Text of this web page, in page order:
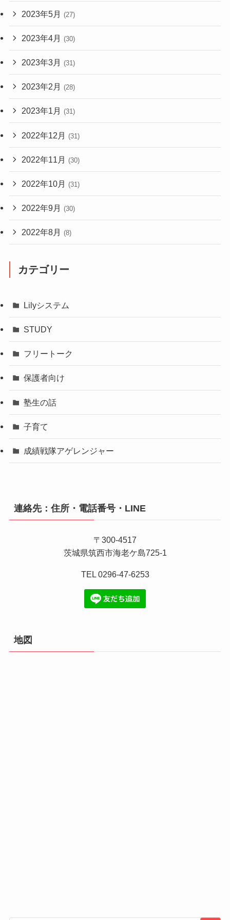
2023年5月 (27)
2023年4月 (30)
2023年3月 (31)
2023年2月 (28)
2023年1月 (31)
2022年12月 (31)
2022年11月 (30)
2022年10月 (31)
2022年9月 (30)
2022年8月 (8)
カテゴリー
Lilyシステム
STUDY
フリートーク
保護者向け
塾生の話
子育て
成績戦隊アゲレンジャー
連絡先：住所・電話番号・LINE
〒300-4517
茨城県筑西市海老ケ島725-1
TEL 0296-47-6253
地図